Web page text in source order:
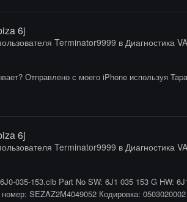
6j
Terminator9999 в Диагностика
Отправлено с моего iPhone используя
6j
Terminator9999 в Диагностика
035-153.clb Part No SW: 6J1 035 153 G HW:
SEZAZ2M4049052 Кодировка: